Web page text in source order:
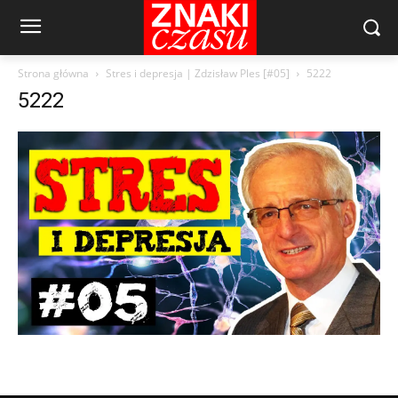
Strona główna Stres i depresja | Zdzisław Ples [#05] 5222
5222